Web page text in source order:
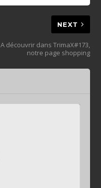
NEXT
A découvrir dans TrimaX#173,
notre page shopping